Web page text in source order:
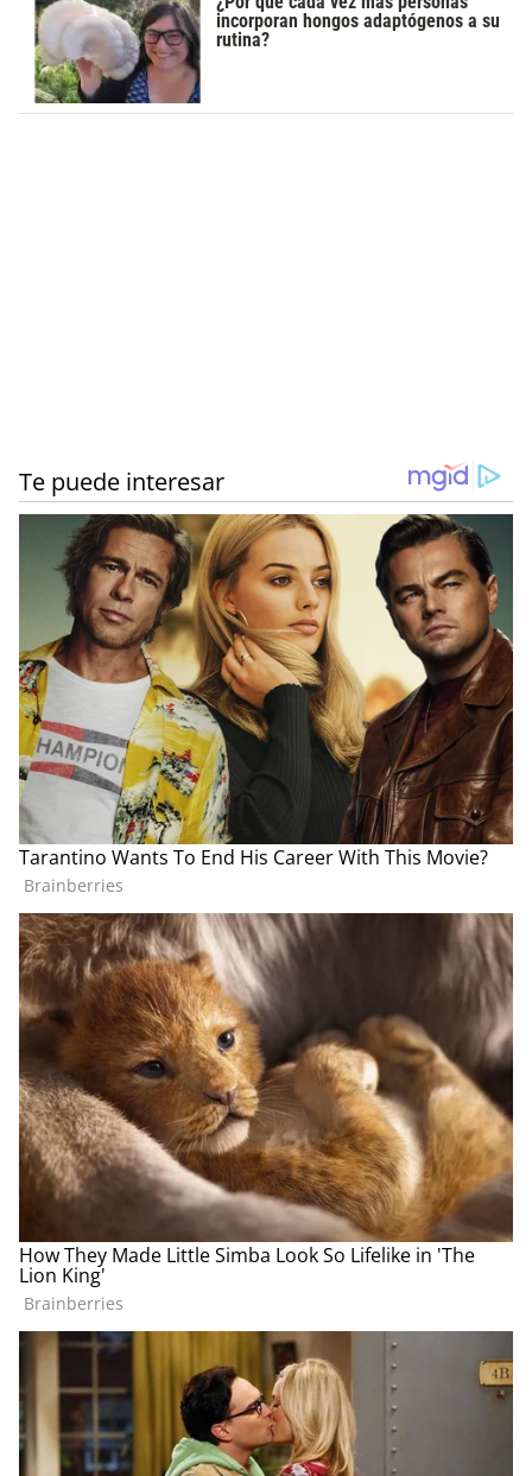
incorporan hongos adaptógenos a su
rutina?